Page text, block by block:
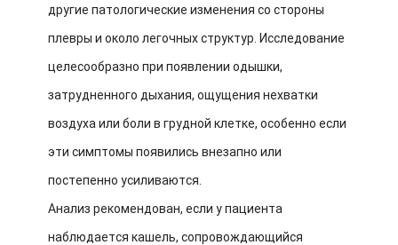
другие патологические изменения со стороны
плевры и около легочных структур. Исследование
целесообразно при появлении одышки,
затрудненного дыхания, ощущения нехватки
воздуха или боли в грудной клетке, особенно если
эти симптомы появились внезапно или
постепенно усиливаются.
Анализ рекомендован, если у пациента
наблюдается кашель, сопровождающийся